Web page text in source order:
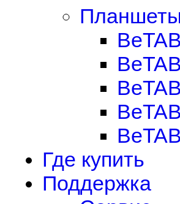
Планшеты
Где купить
Поддержка